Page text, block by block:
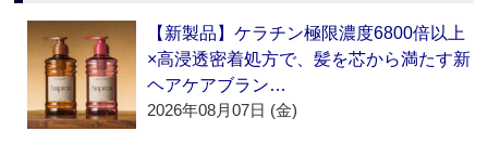
【新製品】ケラチン極限濃度6800倍以上
×高浸透密着処方で、髪を芯から満たす新
ヘアケアブラン…
2026年08月07日 (金)